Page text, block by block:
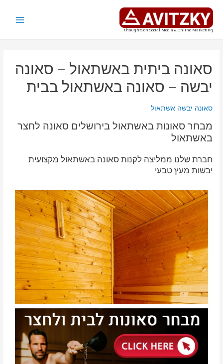
דילוג
לתוכן
Thoughts on Social Media & Online Marketing
סאונה ביתית באשתאול – סאונה
יבשה – סאונה באשתאול בבית
סאונה יבשה אשתאול
מבחר סאונות באשתאול בירושלים סאונה לחצר
באשתאול
חברת שלנו ממליצה לקנות סאונה באשתאול מקצועית
יבשות מעץ טבעי